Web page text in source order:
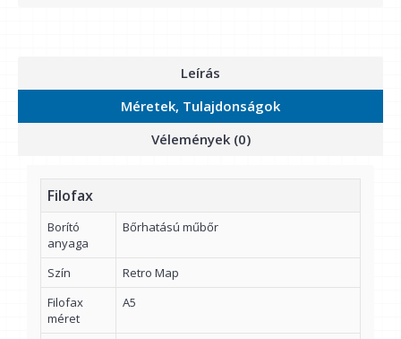
Leírás
Méretek, Tulajdonságok
Vélemények (0)
Filofax
Borító
anyaga
Bőrhatású műbőr
Szín
Retro Map
Filofax
méret
A5